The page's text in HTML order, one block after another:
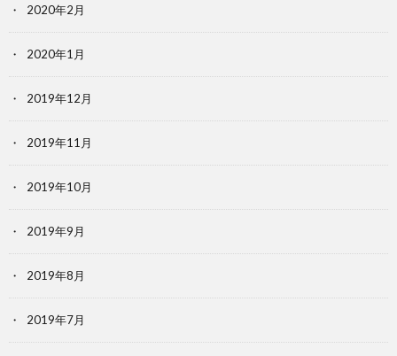
2020年2月
2020年1月
2019年12月
2019年11月
2019年10月
2019年9月
2019年8月
2019年7月